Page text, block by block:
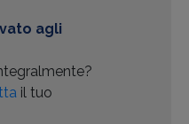
agli
il tuo